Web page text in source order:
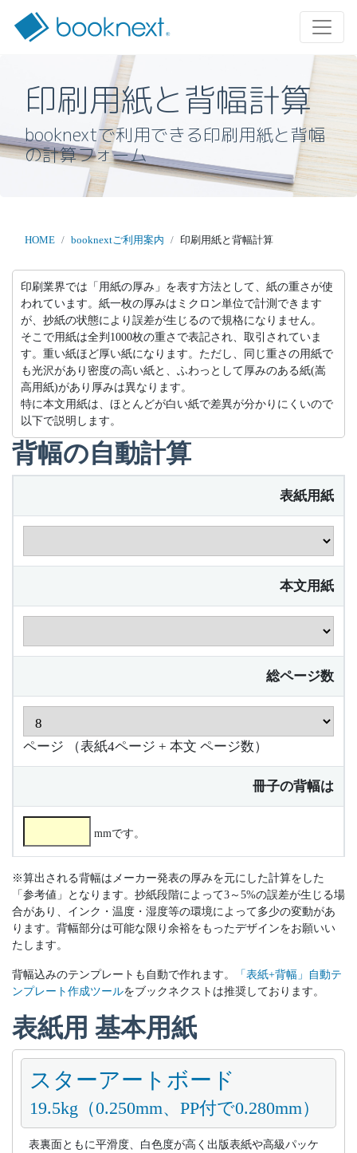
印刷用紙と背幅計算
booknextで利用できる印刷用紙と背幅
の計算フォーム
HOME booknextご利用案内 印刷用紙と背幅計算
印刷業界では「用紙の厚み」を表す方法として、紙の重さが使
われています。紙一枚の厚みはミクロン単位で計測できます
が、抄紙の状態により誤差が生じるので規格になりません。
そこで用紙は全判1000枚の重さで表記され、取引されていま
す。重い紙ほど厚い紙になります。ただし、同じ重さの用紙で
も光沢があり密度の高い紙と、ふわっとして厚みのある紙(嵩
高用紙)があり厚みは異なります。
特に本文用紙は、ほとんどが白い紙で差異が分かりにくいので
以下で説明します。
背幅の自動計算
表紙用紙
本文用紙
総ページ数
ページ （表紙4ページ + 本文 ページ数）
冊子の背幅は
mmです。
※算出される背幅はメーカー発表の厚みを元にした計算をした
「参考値」となります。抄紙段階によって3～5%の誤差が生じる場
合があり、インク・温度・湿度等の環境によって多少の変動があ
ります。背幅部分は可能な限り余裕をもったデザインをお願いい
たします。
背幅込みのテンプレートも自動で作れます。
「表紙+背幅」自動テ
ンプレート作成ツールをブックネクストは推奨しております。
表紙用 基本用紙
スターアートボード
19.5kg（0.250mm、PP付で0.280mm）
表裏面ともに平滑度、白色度が高く出版表紙や高級パッケ